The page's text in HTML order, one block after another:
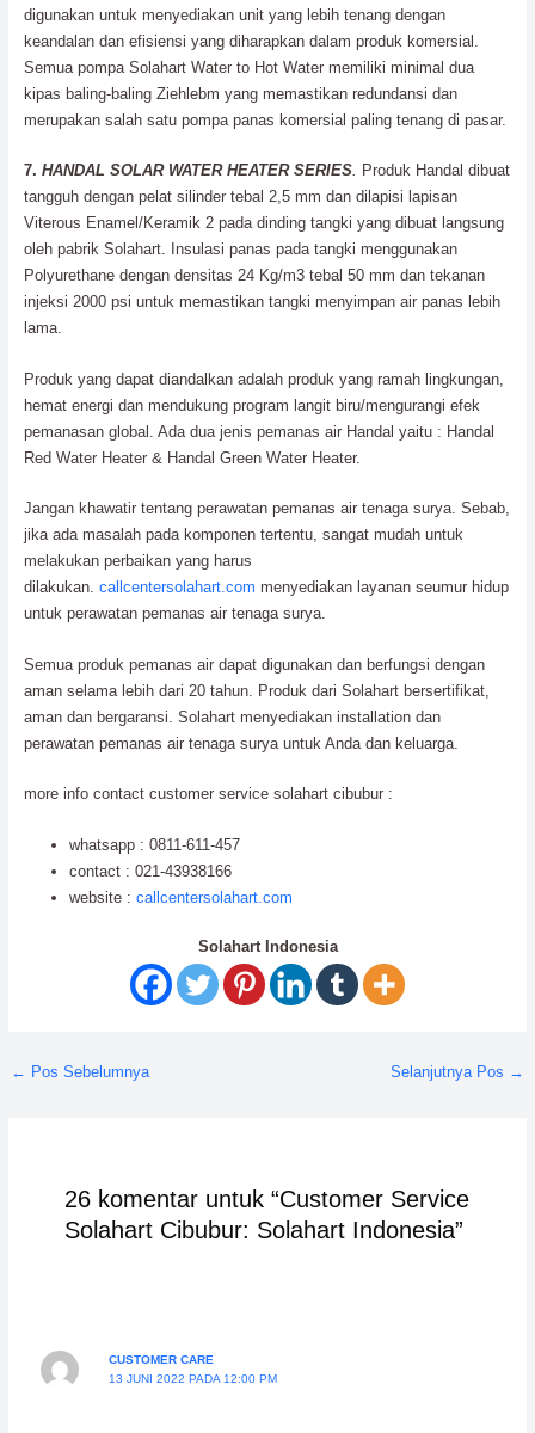
digunakan untuk menyediakan unit yang lebih tenang dengan
keandalan dan efisiensi yang diharapkan dalam produk komersial.
Semua pompa Solahart Water to Hot Water memiliki minimal dua
kipas baling-baling Ziehlebm yang memastikan redundansi dan
merupakan salah satu pompa panas komersial paling tenang di pasar.
7. HANDAL SOLAR WATER HEATER SERIES. Produk Handal dibuat
tangguh dengan pelat silinder tebal 2,5 mm dan dilapisi lapisan
Viterous Enamel/Keramik 2 pada dinding tangki yang dibuat langsung
oleh pabrik Solahart. Insulasi panas pada tangki menggunakan
Polyurethane dengan densitas 24 Kg/m3 tebal 50 mm dan tekanan
injeksi 2000 psi untuk memastikan tangki menyimpan air panas lebih
lama.
Produk yang dapat diandalkan adalah produk yang ramah lingkungan,
hemat energi dan mendukung program langit biru/mengurangi efek
pemanasan global. Ada dua jenis pemanas air Handal yaitu : Handal
Red Water Heater & Handal Green Water Heater.
Jangan khawatir tentang perawatan pemanas air tenaga surya. Sebab,
jika ada masalah pada komponen tertentu, sangat mudah untuk
melakukan perbaikan yang harus
dilakukan. callcentersolahart.com menyediakan layanan seumur hidup
untuk perawatan pemanas air tenaga surya.
Semua produk pemanas air dapat digunakan dan berfungsi dengan
aman selama lebih dari 20 tahun. Produk dari Solahart bersertifikat,
aman dan bergaransi. Solahart menyediakan installation dan
perawatan pemanas air tenaga surya untuk Anda dan keluarga.
more info contact customer service solahart cibubur :
whatsapp : 0811-611-457
contact : 021-43938166
website : callcentersolahart.com
Solahart Indonesia
← Pos Sebelumnya Selanjutnya Pos →
26 komentar untuk “Customer Service
Solahart Cibubur: Solahart Indonesia”
CUSTOMER CARE
13 JUNI 2022 PADA 12:00 PM